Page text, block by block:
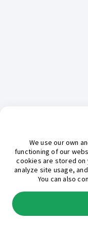
We use our own
functioning of our
cookies are stored
analyze site usage,
You can also